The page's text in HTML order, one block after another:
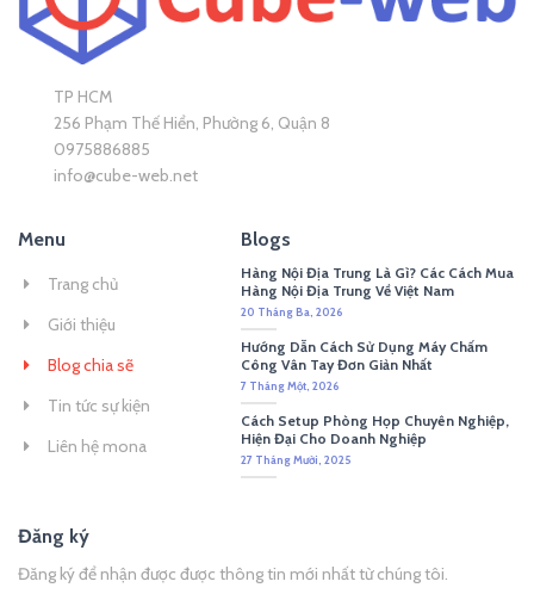
TP HCM
256 Phạm Thế Hiển, Phường 6, Quận 8
0975886885
info@cube-web.net
Menu
Trang chủ
Giới thiệu
Blog chia sẽ
Tin tức sự kiện
Liên hệ mona
Blogs
Hàng Nội Địa Trung Là Gì? Các Cách Mua
Hàng Nội Địa Trung Về Việt Nam
20 Tháng Ba, 2026
Hướng Dẫn Cách Sử Dụng Máy Chấm
Công Vân Tay Đơn Giản Nhất
7 Tháng Một, 2026
Cách Setup Phòng Họp Chuyên Nghiệp,
Hiện Đại Cho Doanh Nghiệp
27 Tháng Mười, 2025
Đăng ký
Đăng ký để nhận được được thông tin mới nhất từ chúng tôi.